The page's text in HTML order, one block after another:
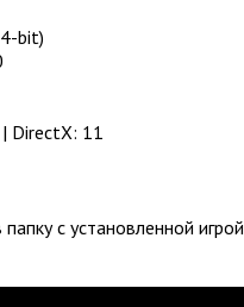
bit)
DirectX: 11
с установленной